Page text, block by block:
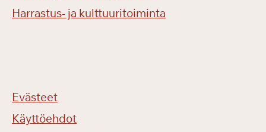
Harrastus- ja kulttuuritoiminta
Evästeet
Käyttöehdot